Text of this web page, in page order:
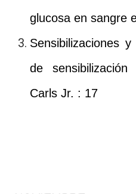
glucosa en sangre
Sensibilizaciones
de
Carls Jr. : 17